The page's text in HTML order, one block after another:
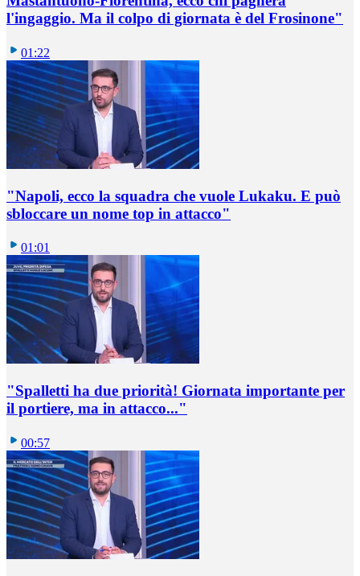
l'ingaggio. Ma il colpo di giornata è del Frosinone"
01:22
"Napoli, ecco la squadra che vuole Lukaku. E può
sbloccare un nome top in attacco"
01:01
"Spalletti ha due priorità! Giornata importante per
il portiere, ma in attacco..."
00:57